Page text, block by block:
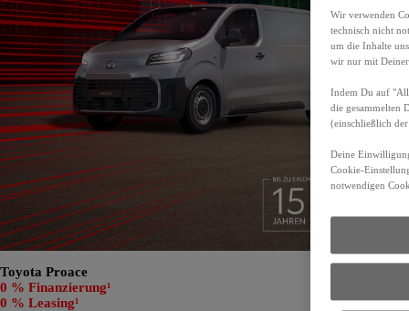
Toyota Proace
0 % Finanzierung¹
0 % Leasing¹
Wir verwenden
technisch nicht
um die Inhalte
wir nur mit
Indem Du auf
die gesammelten
(einschließlich
Deine
Cookie-
notwendigen